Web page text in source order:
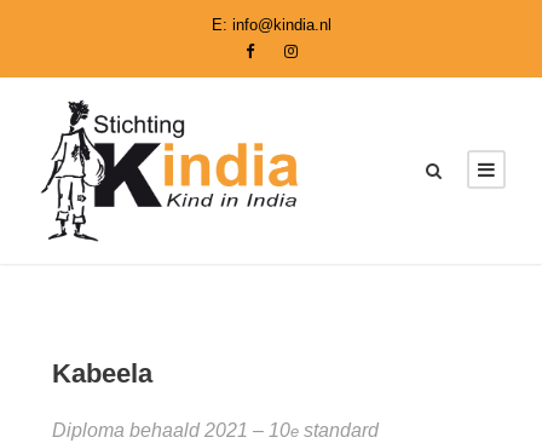
E: info@kindia.nl
Kabeela
Diploma behaald 2021 – 10e standard